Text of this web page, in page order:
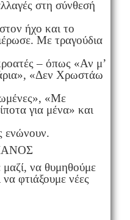
στη σύνθεσή
ήχο και το
Με τραγούδια
– όπως «Αν μ’
«Δεν Χρωστάω
«Με
για μένα» και
ενώνουν.
να θυμηθούμε
φτιάξουμε νέες